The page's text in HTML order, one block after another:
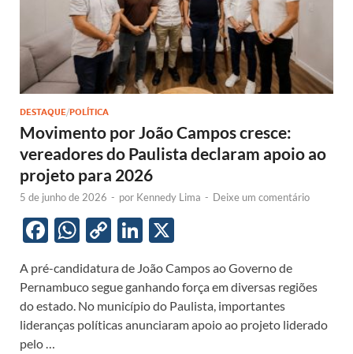
DESTAQUE/POLÍTICA
Movimento por João Campos cresce:
vereadores do Paulista declaram apoio ao
projeto para 2026
5 de junho de 2026 - por Kennedy Lima - Deixe um comentário
F
e
b
o
W
at
s
A
C
p
y
Li
Li
k
e
dI
A pré-candidatura de João Campos ao Governo de
Pernambuco segue ganhando força em diversas regiões
do estado. No município do Paulista, importantes
lideranças políticas anunciaram apoio ao projeto liderado
pelo …